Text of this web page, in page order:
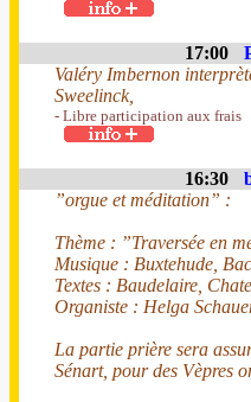
17:00
Valéry Imbernon
Sweelinck,
- Libre participation aux frais
16:30
”orgue et méditation” :
Thème : ”Traversée en
Musique : Buxtehude,
Textes : Baudelaire,
Organiste : Helga
La partie prière sera
Sénart, pour des Vèpres